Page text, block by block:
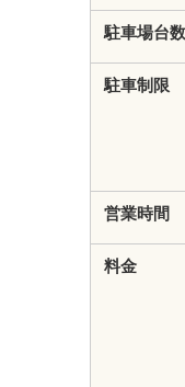
駐車場台数
駐車制限
営業時間
料金